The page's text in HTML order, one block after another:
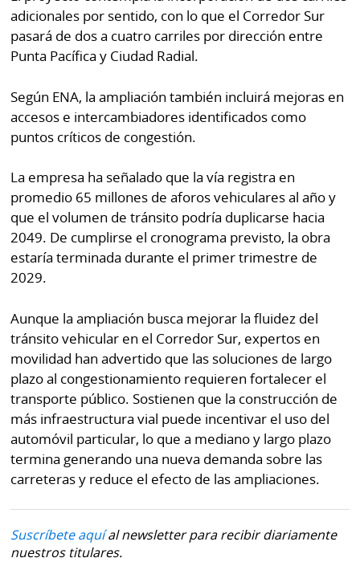
adicionales por sentido, con lo que el Corredor Sur
pasará de dos a cuatro carriles por dirección entre
Punta Pacífica y Ciudad Radial.
Según ENA, la ampliación también incluirá mejoras en
accesos e intercambiadores identificados como
puntos críticos de congestión.
La empresa ha señalado que la vía registra en
promedio 65 millones de aforos vehiculares al año y
que el volumen de tránsito podría duplicarse hacia
2049. De cumplirse el cronograma previsto, la obra
estaría terminada durante el primer trimestre de
2029.
Aunque la ampliación busca mejorar la fluidez del
tránsito vehicular en el Corredor Sur, expertos en
movilidad han advertido que las soluciones de largo
plazo al congestionamiento requieren fortalecer el
transporte público. Sostienen que la construcción de
más infraestructura vial puede incentivar el uso del
automóvil particular, lo que a mediano y largo plazo
termina generando una nueva demanda sobre las
carreteras y reduce el efecto de las ampliaciones.
Suscríbete aquíal newsletter para recibir diariamente
nuestros titulares.